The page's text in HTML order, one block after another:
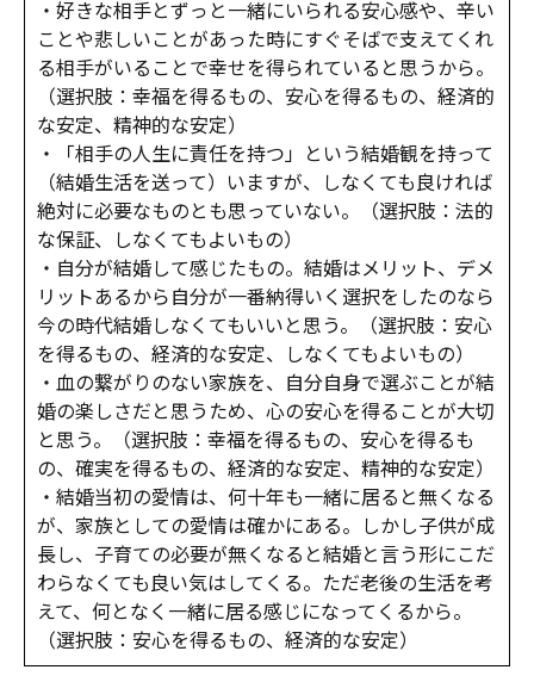
・好きな相手とずっと一緒にいられる安心感や、辛い
ことや悲しいことがあった時にすぐそばで支えてくれ
る相手がいることで幸せを得られていると思うから。
（選択肢：幸福を得るもの、安心を得るもの、経済的
な安定、精神的な安定）
・「相手の人生に責任を持つ」という結婚観を持って
（結婚生活を送って）いますが、しなくても良ければ
絶対に必要なものとも思っていない。（選択肢：法的
な保証、しなくてもよいもの）
・自分が結婚して感じたもの。結婚はメリット、デメ
リットあるから自分が一番納得いく選択をしたのなら
今の時代結婚しなくてもいいと思う。（選択肢：安心
を得るもの、経済的な安定、しなくてもよいもの）
・血の繋がりのない家族を、自分自身で選ぶことが結
婚の楽しさだと思うため、心の安心を得ることが大切
と思う。（選択肢：幸福を得るもの、安心を得るも
の、確実を得るもの、経済的な安定、精神的な安定）
・結婚当初の愛情は、何十年も一緒に居ると無くなる
が、家族としての愛情は確かにある。しかし子供が成
長し、子育ての必要が無くなると結婚と言う形にこだ
わらなくても良い気はしてくる。ただ老後の生活を考
えて、何となく一緒に居る感じになってくるから。
（選択肢：安心を得るもの、経済的な安定）